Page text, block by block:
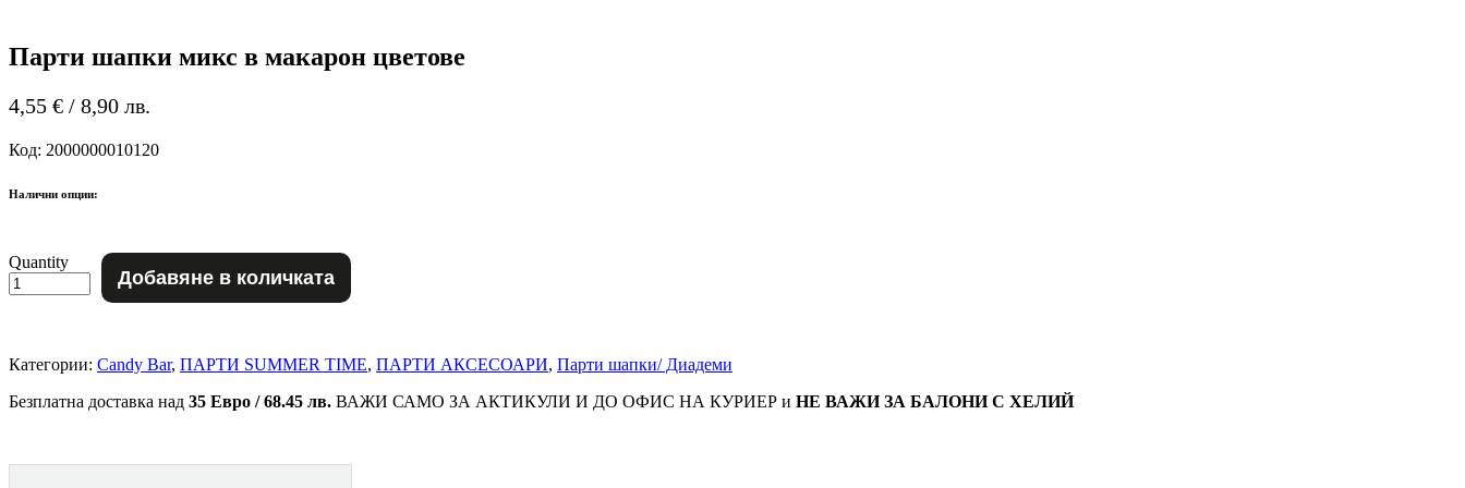
Парти шапки микс в макарон цветове
4,55 € / 8,90 лв.
Код: 2000000010120
Налични опции:
Quantity
количество
за
микс
макарон
Добавяне в количката
Категории: Candy Bar, ПАРТИ SUMMER TIME, ПАРТИ АКСЕСОАРИ, Парти шапки/ Диадеми
Безплатна доставка над 35 Евро / 68.45 лв. ВАЖИ САМО ЗА АКТИКУЛИ И ДО ОФИС НА КУРИЕР и НЕ ВАЖИ ЗА БАЛОНИ С ХЕЛИЙ